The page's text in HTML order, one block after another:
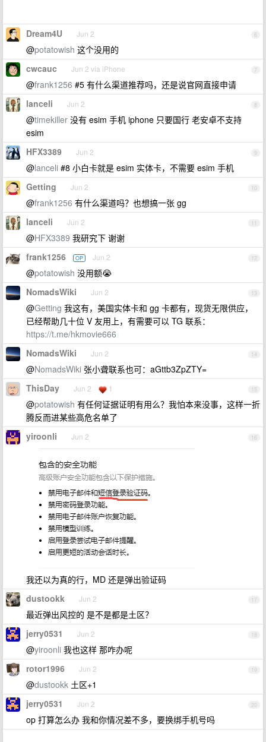
6
Dream4U Jun 2
@potatowish 这个没用的
7
cwcauc Jun 2 via iPhone
@frank1256 #5 有什么渠道推荐吗，还是说官网直接申请
8
lanceli Jun 2
@timekiller 没有 esim 手机 iphone 只要国行 老安卓不支持
esim
9
HFX3389 Jun 2
@lanceli #8 小白卡就是 esim 实体卡，不需要 esim 手机
10
Getting Jun 2
@frank1256 有什么渠道吗？也想搞一张 gg
11
lanceli Jun 2
@HFX3389 我研究下 谢谢
12
frank1256 OP Jun 2
@potatowish 没用额😭
13
NomadsWiki Jun 2
@Getting 我这有，美国实体卡和 gg 卡都有，现货无限供应，
已经帮助几十位 V 友用上，有需要可以 TG 联系：
https://t.me/hkmovie666
14
NomadsWiki Jun 2
@NomadsWiki 张小聋联系也可：aGttb3ZpZTY=
15
ThisDay Jun 2 1
@potatowish 有任何证据证明有用么？我怕本来没事，这样一折
腾反而进某些高危名单了
16
yiroonli Jun 2
我还以为真的行，MD 还是弹出验证码
17
dustookk Jun 2
最近弹出风控的 是不是都是土区？
18
jerry0531 Jun 2
@yiroonli 我也这样 那咋办呢
19
rotor1996 Jun 2
@dustookk 土区+1
20
jerry0531 Jun 2
op 打算怎么办 我和你情况差不多，要换绑手机号吗